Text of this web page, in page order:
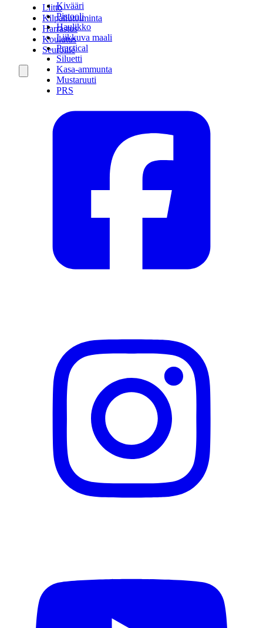
Kivääri
Pistooli
Haulikko
Liikkuva maali
Practical
Siluetti
Kasa-ammunta
Mustaruuti
PRS
Liitto
Kilpailutoiminta
Harrastus
Koulutus
Seuroille